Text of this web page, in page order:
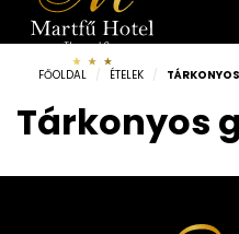
FŐOLDAL / ÉTELEK /
Tárkonyos